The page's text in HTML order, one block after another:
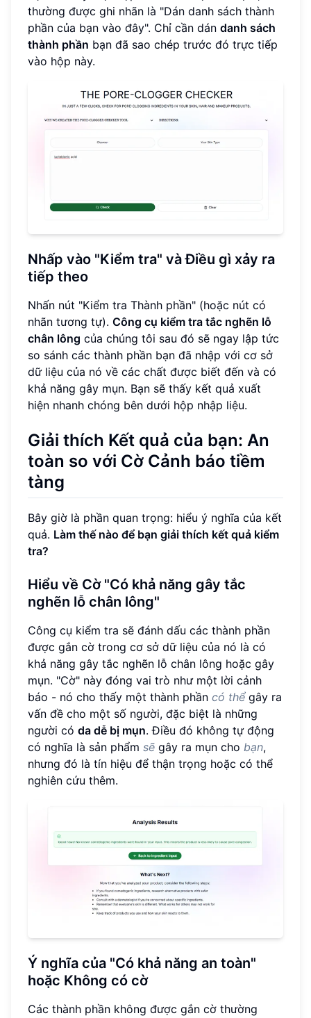
thường được ghi nhãn là "Dán danh sách thành
phần của bạn vào đây". Chỉ cần dán danh sách
thành phần bạn đã sao chép trước đó trực tiếp
vào hộp này.
Nhấp vào "Kiểm tra" và Điều gì xảy ra
tiếp theo
Nhấn nút "Kiểm tra Thành phần" (hoặc nút có
nhãn tương tự). Công cụ kiểm tra tắc nghẽn lỗ
chân lông của chúng tôi sau đó sẽ ngay lập tức
so sánh các thành phần bạn đã nhập với cơ sở
dữ liệu của nó về các chất được biết đến và có
khả năng gây mụn. Bạn sẽ thấy kết quả xuất
hiện nhanh chóng bên dưới hộp nhập liệu.
Giải thích Kết quả của bạn: An
toàn so với Cờ Cảnh báo tiềm
tàng
Bây giờ là phần quan trọng: hiểu ý nghĩa của kết
quả. Làm thế nào để bạn giải thích kết quả kiểm
tra?
Hiểu về Cờ "Có khả năng gây tắc
nghẽn lỗ chân lông"
Công cụ kiểm tra sẽ đánh dấu các thành phần
được gắn cờ trong cơ sở dữ liệu của nó là có
khả năng gây tắc nghẽn lỗ chân lông hoặc gây
mụn. "Cờ" này đóng vai trò như một lời cảnh
báo - nó cho thấy một thành phần có thểgây ra
vấn đề cho một số người, đặc biệt là những
người có da dễ bị mụn. Điều đó không tự động
có nghĩa là sản phẩm sẽ gây ra mụn cho bạn,
nhưng đó là tín hiệu để thận trọng hoặc có thể
nghiên cứu thêm.
Ý nghĩa của "Có khả năng an toàn"
hoặc Không có cờ
Các thành phần không được gắn cờ thường